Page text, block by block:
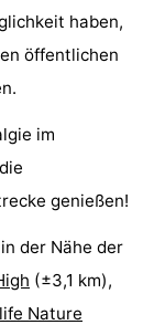
haben,
öffentlichen
im
genießen!
in der Nähe der
(±3,1 km),
Nature